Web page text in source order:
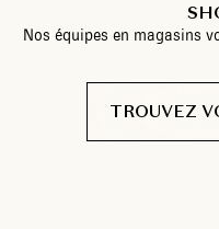
Nos équipes en magasins
TROUVEZ